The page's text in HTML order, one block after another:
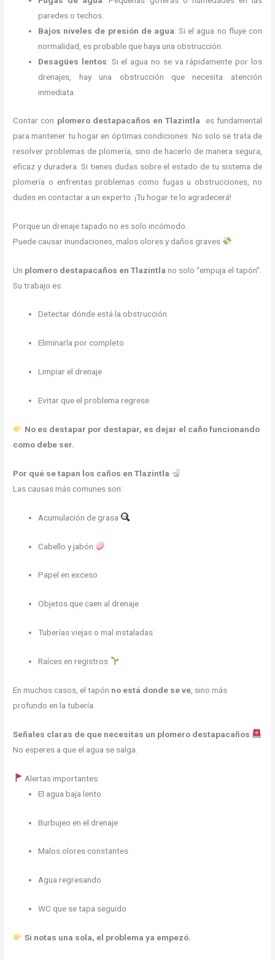
paredes o techos.
Bajos niveles de presión de agua: Si el agua no fluye con
normalidad, es probable que haya una obstrucción.
Desagües lentos: Si el agua no se va rápidamente por los
drenajes, hay una obstrucción que necesita atención
inmediata.
Contar con plomero destapacaños en Tlazintla
es fundamental
para mantener tu hogar en óptimas condiciones. No solo se trata de
resolver problemas de plomería, sino de hacerlo de manera segura,
eficaz y duradera. Si tienes dudas sobre el estado de tu sistema de
plomería o enfrentas problemas como fugas u obstrucciones, no
dudes en contactar a un experto. ¡Tu hogar te lo agradecerá!
Porque un drenaje tapado no es solo incómodo.
Puede causar inundaciones, malos olores y daños graves
Un plomero destapacaños en Tlazintla no solo “empuja el tapón”.
Su trabajo es:
Detectar dónde está la obstrucción
Eliminarla por completo
Limpiar el drenaje
Evitar que el problema regrese
No es destapar por destapar, es dejar el caño funcionando
como debe ser.
Por qué se tapan los caños en Tlazintla
Las causas más comunes son:
Acumulación de grasa
Cabello y jabón
Papel en exceso
Objetos que caen al drenaje
Tuberías viejas o mal instaladas
Raíces en registros
En muchos casos, el tapón no está donde se ve , sino más
profundo en la tubería.
Señales claras de que necesitas un plomero destapacaños
No esperes a que el agua se salga.
Alertas importantes:
El agua baja lento
Burbujeo en el drenaje
Malos olores constantes
Agua regresando
WC que se tapa seguido
Si notas una sola, el problema ya empezó.